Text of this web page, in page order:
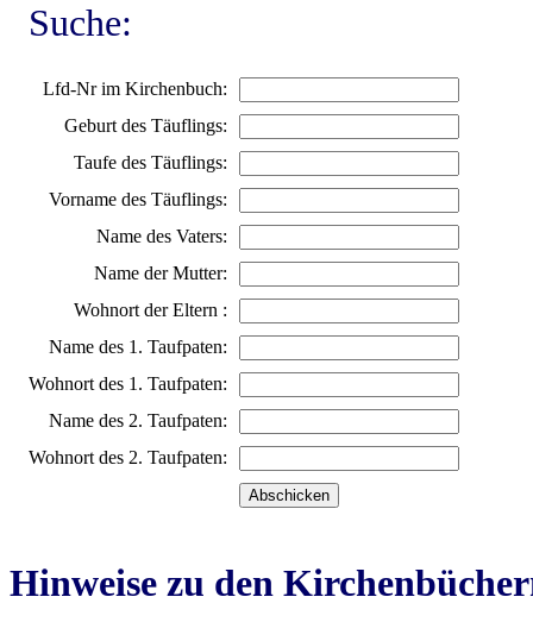
Suche:
Lfd-Nr im Kirchenbuch:
Geburt des Täuflings:
Taufe des Täuflings:
Vorname des Täuflings:
Name des Vaters:
Name der Mutter:
Wohnort der Eltern :
Name des 1. Taufpaten:
Wohnort des 1. Taufpaten:
Name des 2. Taufpaten:
Wohnort des 2. Taufpaten:
Hinweise zu den